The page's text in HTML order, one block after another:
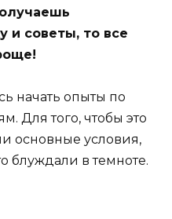
и советы, то все
начать опыты по
Для того, чтобы это
основные условия,
блуждали в темноте.